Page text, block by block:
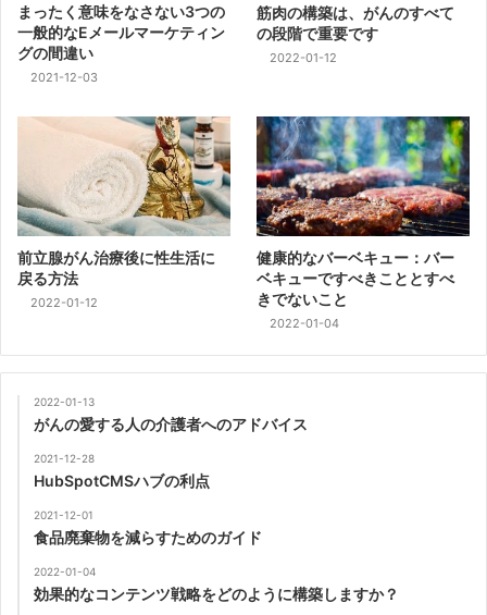
まったく意味をなさない3つの
一般的なEメールマーケティン
グの間違い
2021-12-03
筋肉の構築は、がんのすべて
の段階で重要です
2022-01-12
前立腺がん治療後に性生活に
戻る方法
2022-01-12
健康的なバーベキュー：バー
ベキューですべきこととすべ
きでないこと
2022-01-04
2022-01-13
がんの愛する人の介護者へのアドバイス
2021-12-28
HubSpotCMSハブの利点
2021-12-01
食品廃棄物を減らすためのガイド
2022-01-04
効果的なコンテンツ戦略をどのように構築しますか？